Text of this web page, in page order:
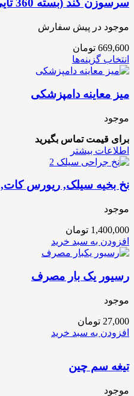
سرسوزن کند (بسته 360 تایی)
موجود در پیش سفارش
669,600 تومان
انتخاب گزینه‌ها
میز معاینه دامپزشکی
موجود
برای قیمت تماس بگیرید
اطلاعات بیشتر
نخ بخیه سیلک, ریورس کات, 2/0 USP سوپا
موجود
1,400,000 تومان
افزودن به سبد خرید
رسیور یک بار مصرف
موجود
27,000 تومان
افزودن به سبد خرید
تیغه سم چین
موجود